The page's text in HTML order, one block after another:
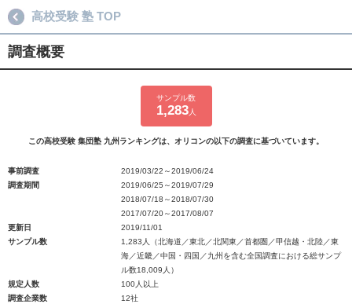
高校受験 塾 TOP
調査概要
サンプル数
1,283人
この高校受験 集団塾 九州ランキングは、オリコンの以下の調査に基づいています。
事前調査
2019/03/22～2019/06/24
調査期間
2019/06/25～2019/07/29
2018/07/18～2018/07/30
2017/07/20～2017/08/07
更新日
2019/11/01
サンプル数
1,283人（北海道／東北／北関東／首都圏／甲信越・北陸／東
海／近畿／中国・四国／九州を含む全国調査における総サンプ
ル数18,009人）
規定人数
100人以上
調査企業数
12社